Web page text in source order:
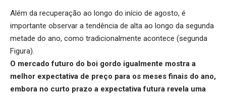
Além da recuperação ao longo do início de agosto, é
importante observar a tendência de alta ao longo da segunda
metade do ano, como tradicionalmente acontece (segunda
Figura).
O mercado futuro do boi gordo igualmente mostra a
melhor expectativa de preço para os meses finais do ano,
embora no curto prazo a expectativa futura revela uma